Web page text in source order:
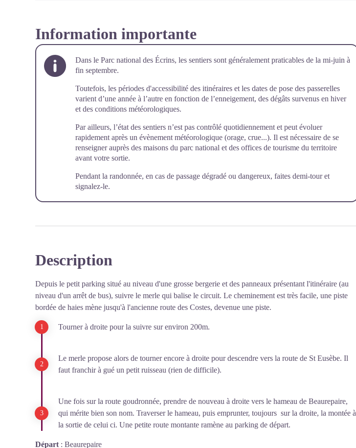
Information importante
Dans le Parc national des Écrins, les sentiers sont généralement praticables de la mi-juin à
fin septembre.
Toutefois, les périodes d'accessibilité des itinéraires et les dates de pose des passerelles
varient d’une année à l’autre en fonction de l’enneigement, des dégâts survenus en hiver
et des conditions météorologiques.
Par ailleurs, l’état des sentiers n’est pas contrôlé quotidiennement et peut évoluer
rapidement après un évènement météorologique (orage, crue...). Il est nécessaire de se
renseigner auprès des maisons du parc national et des offices de tourisme du territoire
avant votre sortie.
Pendant la randonnée, en cas de passage dégradé ou dangereux, faites demi-tour et
signalez-le.
Description
Depuis le petit parking situé au niveau d'une grosse bergerie et des panneaux présentant l'itinéraire (au
niveau d'un arrêt de bus), suivre le merle qui balise le circuit. Le cheminement est très facile, une piste
bordée de haies mène jusqu'à l'ancienne route des Costes, devenue une piste.
Tourner à droite pour la suivre sur environ 200m.
Le merle propose alors de tourner encore à droite pour descendre vers la route de St Eusèbe. Il
faut franchir à gué un petit ruisseau (rien de difficile).
Une fois sur la route goudronnée, prendre de nouveau à droite vers le hameau de Beaurepaire,
qui mérite bien son nom. Traverser le hameau, puis emprunter, toujours sur la droite, la montée à
la sortie de celui ci. Une petite route montante ramène au parking de départ.
Départ : Beaurepaire